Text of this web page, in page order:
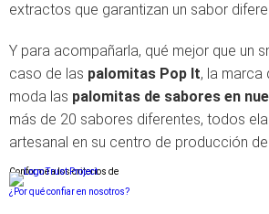
extractos que garantizan un sabor
Y para acompañarla, qué mejor que un
caso de las palomitas Pop It, la marca
moda las palomitas de sabores en
más de 20 sabores diferentes, todos
artesanal en su centro de producción
Conforme a los criterios de
¿Por qué confiar en nosotros?